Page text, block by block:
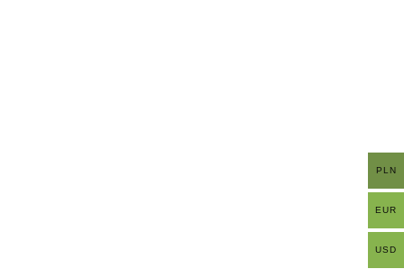
PLN
EUR
USD